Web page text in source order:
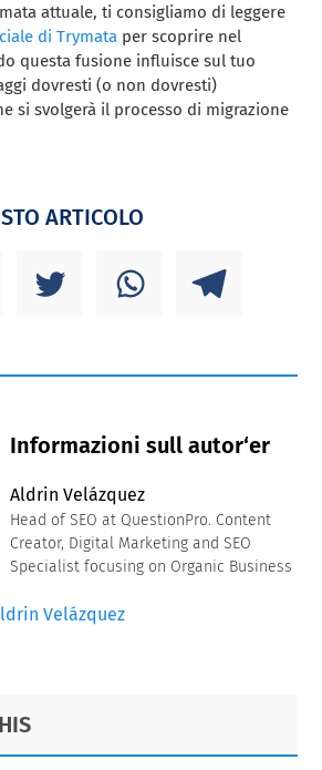
attuale, ti consigliamo di leggere
di Trymata per scoprire nel
questa fusione influisce sul tuo
dovresti (o non dovresti)
si svolgerà il processo di migrazione
ARTICOLO
Informazioni sull autor‘er
Aldrin Velázquez
Head of SEO at QuestionPro. Content
Creator, Digital Marketing and SEO
Specialist focusing on Organic Business
Velázquez